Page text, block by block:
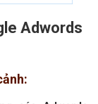
Adwords